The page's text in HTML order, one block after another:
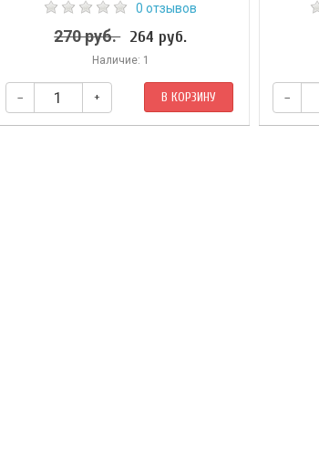
0 отзывов
270 руб.264 руб.
Наличие: 1
– + В КОРЗИНУ –